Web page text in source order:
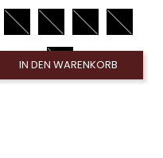
IN DEN WARENKORB